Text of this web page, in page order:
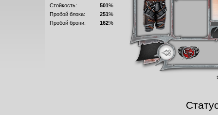
Стойкость:
501%
Пробой блока:
251%
Пробой брони:
162%